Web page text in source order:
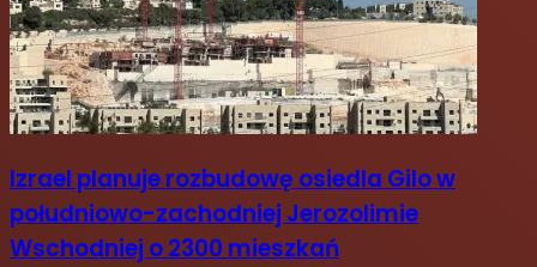
Izrael planuje rozbudowę osiedla Gilo w
południowo-zachodniej Jerozolimie
Wschodniej o 2300 mieszkań